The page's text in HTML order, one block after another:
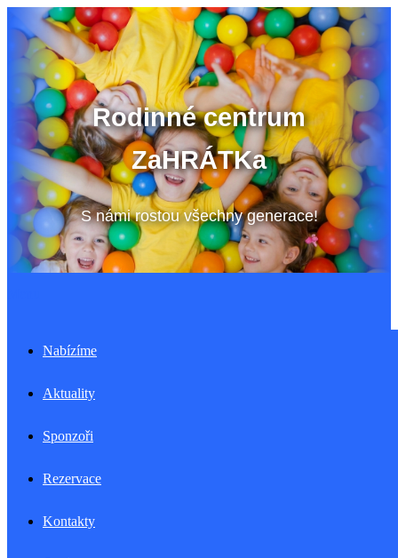
Přeskočit
na
obsah
Rodinné centrum
ZaHRÁTKa
S námi rostou všechny generace!
Nabízíme
Aktuality
Sponzoři
Rezervace
Kontakty